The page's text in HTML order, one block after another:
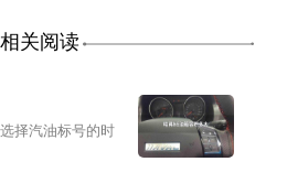
相关阅读
择汽油标号的时